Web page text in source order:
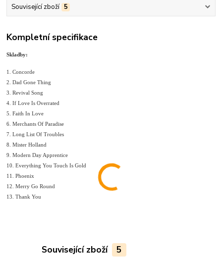
Související zboží 5
Kompletní specifikace
Skladby:
1. Concorde
2. Dad Gone Thing
3. Revival Song
4. If Love Is Overrated
5. Faith In Love
6. Merchants Of Paradise
7. Long List Of Troubles
8. Mister Holland
9. Modern Day Apprentice
10. Everything You Touch Is Gold
11. Phoenix
12. Merry Go Round
13. Thank You
Související zboží 5